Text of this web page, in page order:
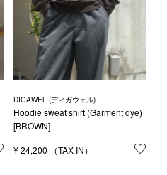
お気に入りに登録する
DIGAWEL (ディガウェル)
Hoodie sweat shirt (Garment dye)
[BROWN]
¥24,200